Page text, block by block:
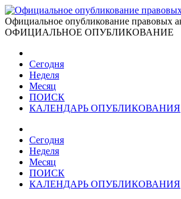
Официальное опубликование правовых
ОФИЦИАЛЬНОЕ ОПУБЛИКОВАНИЕ
Сегодня
Неделя
Месяц
ПОИСК
КАЛЕНДАРЬ ОПУБЛИКОВАНИЯ
Сегодня
Неделя
Месяц
ПОИСК
КАЛЕНДАРЬ ОПУБЛИКОВАНИЯ